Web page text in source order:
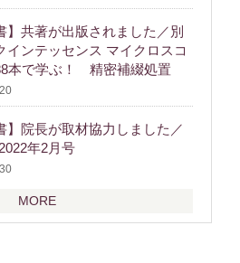
】共著が出版されました／別
ンテッセンス マイクロスコ
本で学ぶ！ 精密補綴処置
】院長が取材協力しました／
年2月号
MORE